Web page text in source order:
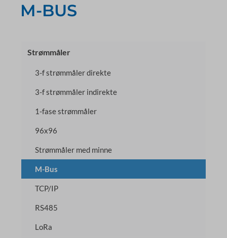
M-BUS
Strømmåler
3-f strømmåler direkte
3-f strømmåler indirekte
1-fase strømmåler
96x96
Strømmåler med minne
M-Bus
TCP/IP
RS485
LoRa